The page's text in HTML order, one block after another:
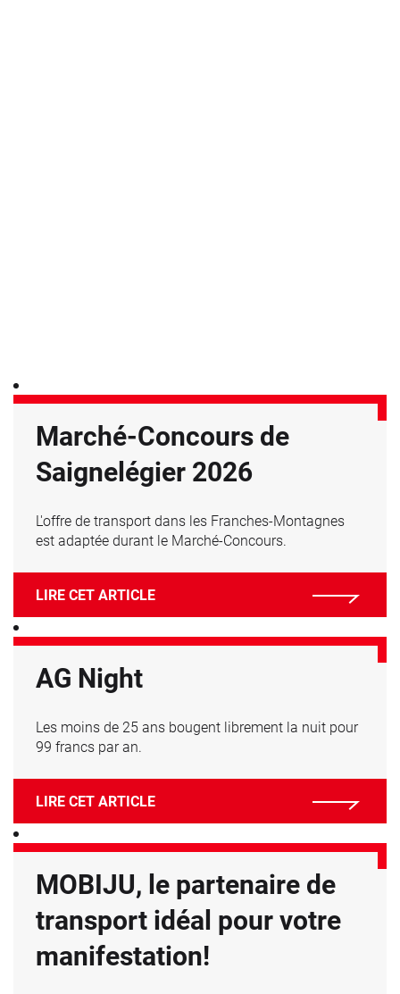
Marché-Concours de
Saignelégier 2026
L'offre de transport dans les Franches-Montagnes
est adaptée durant le Marché-Concours.
LIRE CET ARTICLE
AG Night
Les moins de 25 ans bougent librement la nuit pour
99 francs par an.
LIRE CET ARTICLE
MOBIJU, le partenaire de
transport idéal pour votre
manifestation!